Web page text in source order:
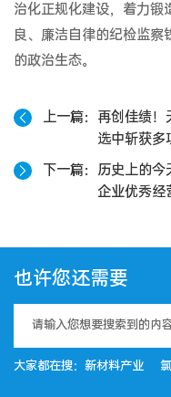
治化正规化建设，着力锻
良、廉洁自律的纪检监察
的政治生态。
上一篇
再创佳绩
选中斩获多
下一篇
历史上的
企业优秀经
也许您还需要
大家都在搜： 新材料产业